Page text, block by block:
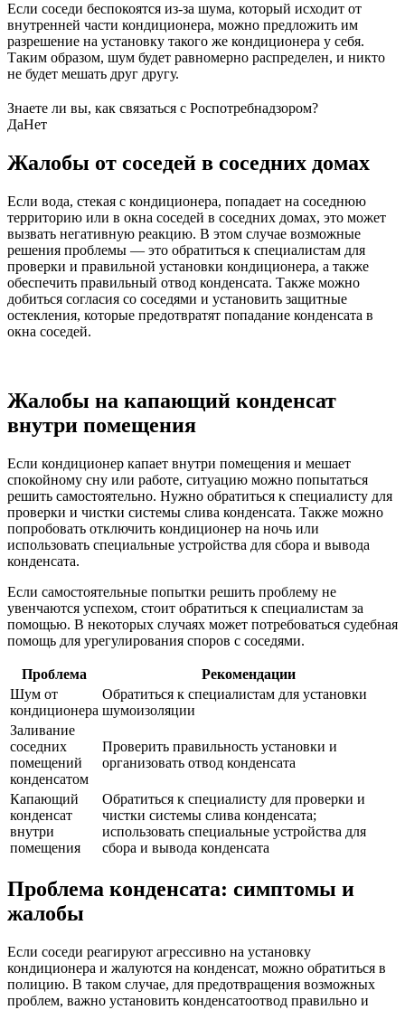
Если соседи беспокоятся из-за шума, который исходит от
внутренней части кондиционера, можно предложить им
разрешение на установку такого же кондиционера у себя.
Таким образом, шум будет равномерно распределен, и никто
не будет мешать друг другу.
Знаете ли вы, как связаться с Роспотребнадзором?
ДаНет
Жалобы от соседей в соседних домах
Если вода, стекая с кондиционера, попадает на соседнюю
территорию или в окна соседей в соседних домах, это может
вызвать негативную реакцию. В этом случае возможные
решения проблемы — это обратиться к специалистам для
проверки и правильной установки кондиционера, а также
обеспечить правильный отвод конденсата. Также можно
добиться согласия со соседями и установить защитные
остекления, которые предотвратят попадание конденсата в
окна соседей.
Жалобы на капающий конденсат
внутри помещения
Если кондиционер капает внутри помещения и мешает
спокойному сну или работе, ситуацию можно попытаться
решить самостоятельно. Нужно обратиться к специалисту для
проверки и чистки системы слива конденсата. Также можно
попробовать отключить кондиционер на ночь или
использовать специальные устройства для сбора и вывода
конденсата.
Если самостоятельные попытки решить проблему не
увенчаются успехом, стоит обратиться к специалистам за
помощью. В некоторых случаях может потребоваться судебная
помощь для урегулирования споров с соседями.
Проблема
Рекомендации
Шум от
кондиционера
Обратиться к специалистам для установки
шумоизоляции
Заливание
соседних
помещений
конденсатом
Проверить правильность установки и
организовать отвод конденсата
Капающий
конденсат
внутри
помещения
Обратиться к специалисту для проверки и
чистки системы слива конденсата;
использовать специальные устройства для
сбора и вывода конденсата
Проблема конденсата: симптомы и
жалобы
Если соседи реагируют агрессивно на установку
кондиционера и жалуются на конденсат, можно обратиться в
полицию. В таком случае, для предотвращения возможных
проблем, важно установить конденсатоотвод правильно и